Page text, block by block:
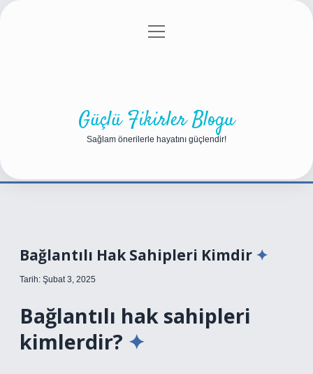
Gizlilik Politikası
menüyü
Güçlü Fikirler Blogu
Sağlam önerilerle hayatını güçlendir!
Bağlantılı Hak Sahipleri Kimdir
Tarih: Şubat 3, 2025
Bağlantılı hak sahipleri
kimlerdir?